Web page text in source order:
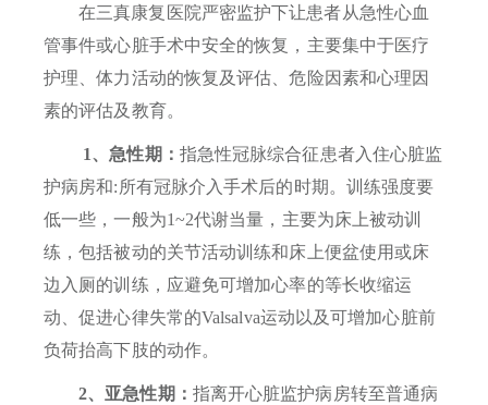
在三真康复医院严密监护下让患者从急性心血
管事件或心脏手术中安全的恢复，主要集中于医疗
护理、体力活动的恢复及评估、危险因素和心理因
素的评估及教育。
1、急性期： 指急性冠脉综合征患者入住心脏监
护病房和:所有冠脉介入手术后的时期。训练强度要
低一些，一般为1~2代谢当量，主要为床上被动训
练，包括被动的关节活动训练和床上便盆使用或床
边入厕的训练，应避免可增加心率的等长收缩运
动、促进心律失常的Valsalva运动以及可增加心脏前
负荷抬高下肢的动作。
2、亚急性期： 指离开心脏监护病房转至普通病